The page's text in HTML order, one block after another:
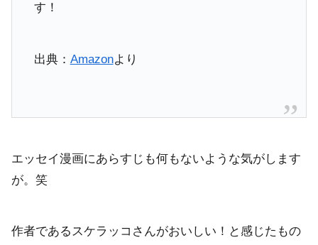
す！
出典： Amazonより
エッセイ漫画にあらすじも何もないような気がします
が。笑
作者であるスケラッコさんがおいしい！と感じたもの